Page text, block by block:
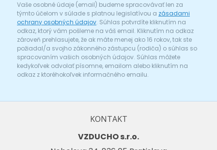
Vaše osobné údaje (email) budeme spracovávať len za
týmto účelom v súlade s platnou legislatívou a zásadami
ochrany osobných údajov. Súhlas potvrdíte kliknutím na
odkaz, ktorý vám pošleme na váš email. Kliknutím na odkaz
zároveň prehlasujete, že ak máte menej ako 16 rokov, tak ste
požiadal/a svojho zákonného zástupcu (rodiča) o súhlas so
spracovaním vašich osobných údajov. Súhlas môžete
kedykoľvek odvolať písomne, emailom alebo kliknutím na
odkaz z ktoréhokoľvek informačného emailu.
KONTAKT
VZDUCHO s.r.o.